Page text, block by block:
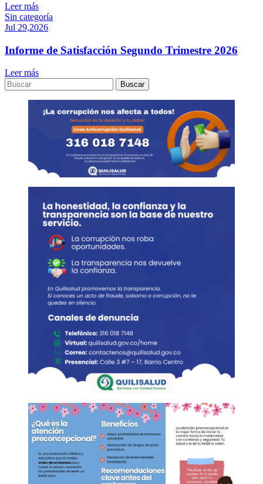
Leer más
Sin categoría
Jul 29,2026
Informe de Satisfacción Segundo Trimestre 2026
Leer más